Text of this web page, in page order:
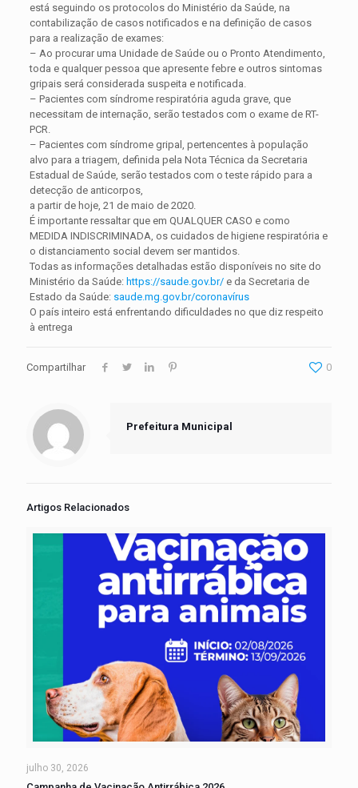
está seguindo os protocolos do Ministério da Saúde, na
contabilização de casos notificados e na definição de casos
para a realização de exames:
– Ao procurar uma Unidade de Saúde ou o Pronto Atendimento,
toda e qualquer pessoa que apresente febre e outros sintomas
gripais será considerada suspeita e notificada.
– Pacientes com síndrome respiratória aguda grave, que
necessitam de internação, serão testados com o exame de RT-
PCR.
– Pacientes com síndrome gripal, pertencentes à população
alvo para a triagem, definida pela Nota Técnica da Secretaria
Estadual de Saúde, serão testados com o teste rápido para a
detecção de anticorpos,
a partir de hoje, 21 de maio de 2020.
É importante ressaltar que em QUALQUER CASO e como
MEDIDA INDISCRIMINADA, os cuidados de higiene respiratória e
o distanciamento social devem ser mantidos.
Todas as informações detalhadas estão disponíveis no site do
Ministério da Saúde: https://saude.gov.br/e da Secretaria de
Estado da Saúde: saude.mg.gov.br/coronavírus
O país inteiro está enfrentando dificuldades no que diz respeito
à entrega
Compartilhar 0
Prefeitura Municipal
Artigos Relacionados
julho 30, 2026